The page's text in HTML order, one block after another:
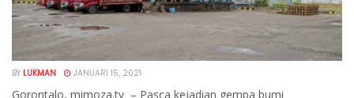
BY LUKMAN JANUARI 15, 2021
Gorontalo, mimoza.tv – Pasca kejadian gempa bumi